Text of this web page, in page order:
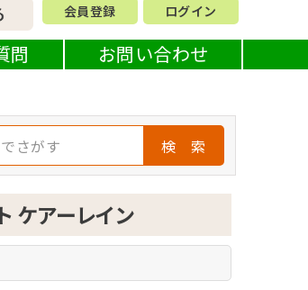
会員登録 ログイン
問 お問い合わせ
検 索
ケアーレイン